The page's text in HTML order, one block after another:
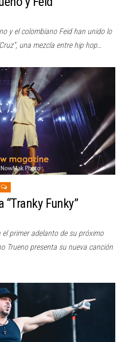
y el colombiano Feid han unido lo
una mezcla entre hip hop…
Funky”
primer adelanto de su próximo
Trueno presenta su nueva canción